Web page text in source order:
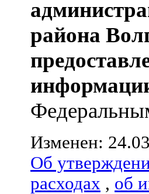
района
Изменен:
Об
расходах , об